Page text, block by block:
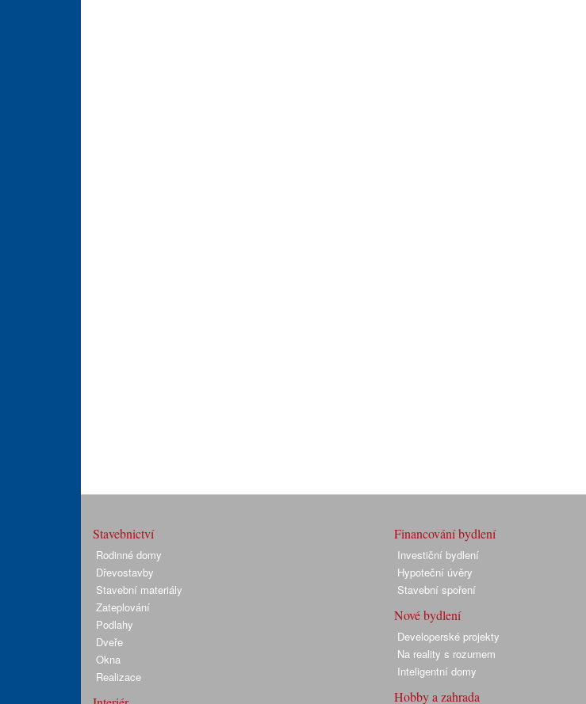
Stavebnictví
Rodinné domy
Dřevostavby
Stavební materiály
Zateplování
Podlahy
Dveře
Okna
Realizace
Financování bydlení
Investiční bydlení
Hypoteční úvěry
Stavební spoření
Nové bydlení
Developerské projekty
Na reality s rozumem
Inteligentní domy
Hobby a zahrada